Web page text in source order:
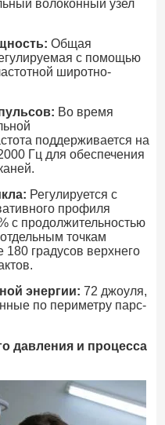
волоконный узел
Общая
с помощью
широтно-
Во время
поддерживается на
Гц для обеспечения
Регулируется с
профиля
с продолжительностью
точкам
180 градусов верхнего
энергии: 72 джоуля,
по периметру парс-
давления и процесса